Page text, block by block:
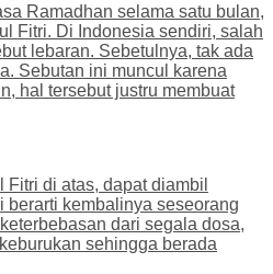
Ramadhan selama satu bulan,
Fitri. Di Indonesia sendiri, salah
lebaran. Sebetulnya, tak ada
Sebutan ini muncul karena
hal tersebut justru membuat
di atas, dapat diambil
berarti kembalinya seseorang
dari segala dosa,
sehingga berada